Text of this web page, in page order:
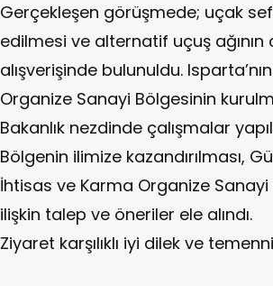
Gerçekleşen görüşmede; uçak
edilmesi ve alternatif uçuş ağının
alışverişinde bulunuldu.
Organize Sanayi Bölgesinin
Bakanlık nezdinde çalışmalar
Bölgenin ilimize kazandırılması,
İhtisas ve Karma Organize
ilişkin talep ve öneriler ele alındı.
Ziyaret karşılıklı iyi dilek ve